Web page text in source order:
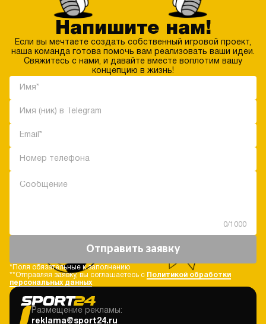
Напишите нам!
Если вы мечтаете создать собственный игровой проект,
наша команда готова помочь вам реализовать ваши идеи.
Свяжитесь с нами, и давайте вместе воплотим вашу
концепцию в жизнь!
0/1000
Отправить заявку
*Поля обязательные к заполнению
**Отправляя заявку, вы соглашаетесь с Политикой обработки
персональных данных
Размещение рекламы:
reklama@sport24.ru